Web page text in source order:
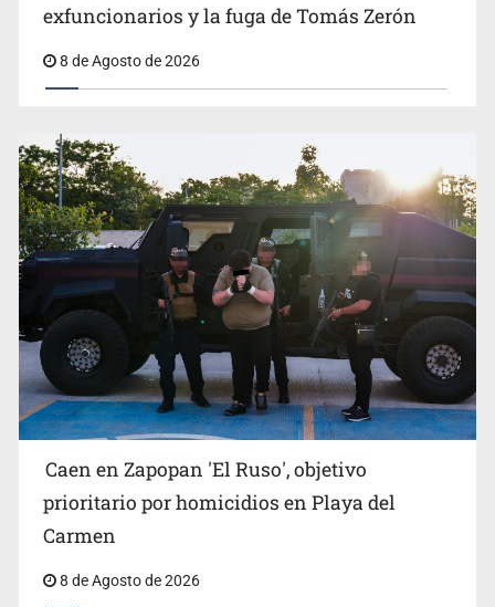
Jalisco lidera entre sancionados por EU
Ayotzinapa: A casi 12 años, entre juicios a
exfuncionarios y la fuga de Tomás Zerón
exfuncionarios y la fuga de Tomás Zerón
8 de Agosto de 2026
Caen en Zapopan 'El Ruso', objetivo
prioritario por homicidios en Playa del
Carmen
8 de Agosto de 2026